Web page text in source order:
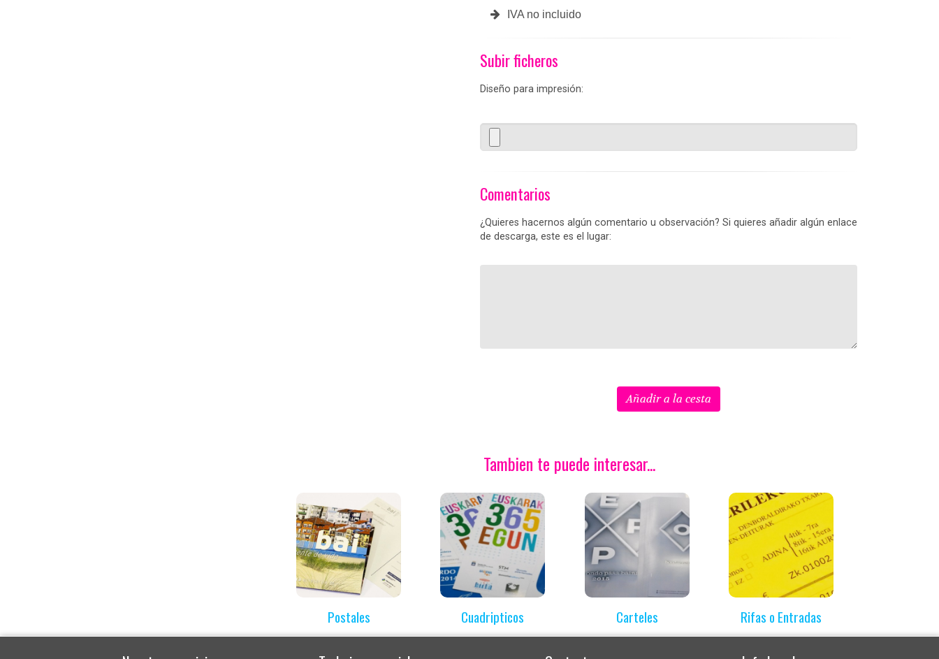
IVA no incluido
Subir ficheros
Diseño para impresión:
Comentarios
¿Quieres hacernos algún comentario u observación? Si quieres añadir algún enlace
de descarga, este es el lugar:
Añadir a la cesta
Tambien te puede interesar...
Postales Cuadripticos Carteles Rifas o Entradas